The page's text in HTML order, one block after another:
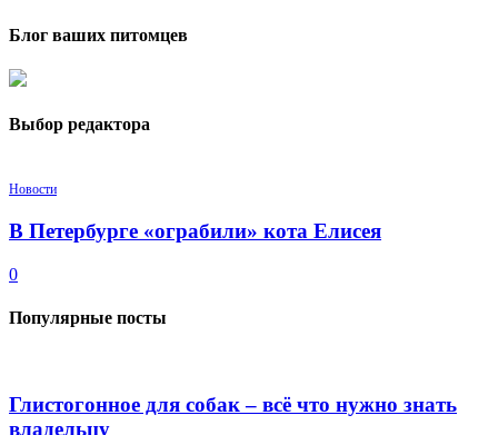
Блог ваших питомцев
Выбор редактора
Новости
В Петербурге «ограбили» кота Елисея
0
Популярные посты
Глистогонное для собак – всё что нужно знать
владельцу